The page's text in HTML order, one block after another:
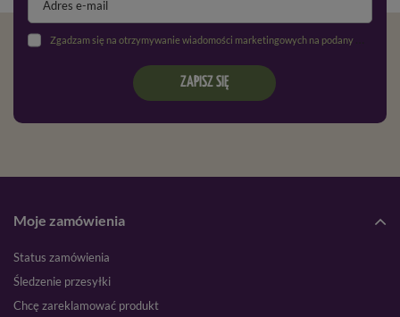
Zgadzam się na otrzymywanie wiadomości marketingowych na podany adres e-mail oraz przetwarzanie danych osobowych zgodnie z
ZAPISZ SIĘ
Moje zamówienia
Status zamówienia
Śledzenie przesyłki
Chcę zareklamować produkt